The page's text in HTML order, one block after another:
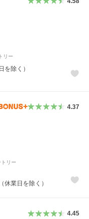
リー
を除く）
4.37
リー
休業日を除く）
4.45